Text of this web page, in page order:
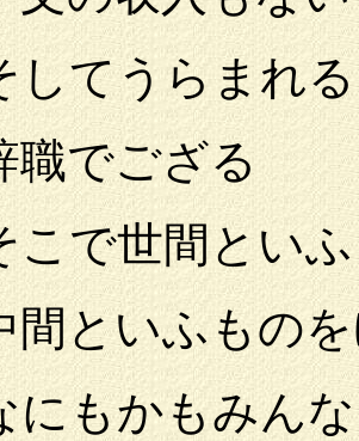
うらまれる
ござる
世間といふ
ふものを
かもみんな